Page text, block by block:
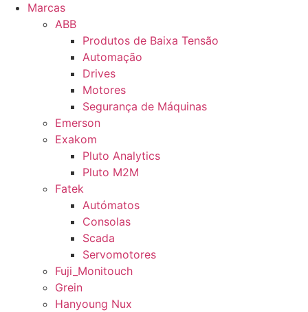
Marcas
ABB
Produtos de Baixa Tensão
Automação
Drives
Motores
Segurança de Máquinas
Emerson
Exakom
Pluto Analytics
Pluto M2M
Fatek
Autómatos
Consolas
Scada
Servomotores
Fuji_Monitouch
Grein
Hanyoung Nux